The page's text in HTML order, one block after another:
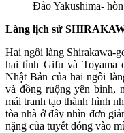
Đảo Yakushima-
Làng lịch sử
Hai ngôi làng Shirakawa-
hai tỉnh Gifu và Toyama
Nhật Bản của hai ngôi
và đồng ruộng yên bình,
mái tranh tạo thành hình
tòa nhà ở đây nhìn đơn
nặng của tuyết đóng vào